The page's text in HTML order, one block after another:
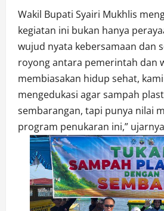
Wakil Bupati Syairi Mukhlis
kegiatan ini bukan hanya
wujud nyata kebersamaan dan
royong antara pemerintah dan
membiasakan hidup sehat,
mengedukasi agar sampah
sembarangan, tapi punya nilai
program penukaran ini,”